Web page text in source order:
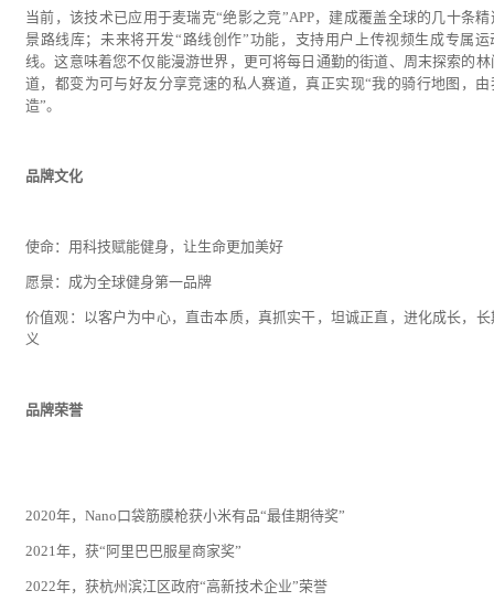
当前，该技术已应用于麦瑞克“绝影之竞”APP，建成覆盖全球的几十条精
景路线库；未来将开发“路线创作”功能，支持用户上传视频生成专属运
线。这意味着您不仅能漫游世界，更可将每日通勤的街道、周末探索的林
道，都变为可与好友分享竞速的私人赛道，真正实现“我的骑行地图，由
造”。
品牌文化
使命：用科技赋能健身，让生命更加美好
愿景：成为全球健身第一品牌
价值观：以客户为中心，直击本质，真抓实干，坦诚正直，进化成长，长
义
品牌荣誉
2020年，Nano口袋筋膜枪获小米有品“最佳期待奖”
2021年，获“阿里巴巴服星商家奖”
2022年，获杭州滨江区政府“高新技术企业”荣誉